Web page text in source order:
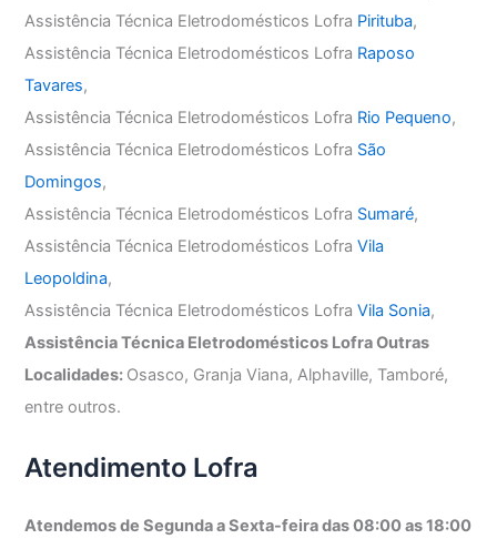
Assistência Técnica Eletrodomésticos Lofra Pirituba,
Assistência Técnica Eletrodomésticos Lofra Raposo
Tavares,
Assistência Técnica Eletrodomésticos Lofra Rio Pequeno,
Assistência Técnica Eletrodomésticos Lofra São
Domingos,
Assistência Técnica Eletrodomésticos Lofra Sumaré,
Assistência Técnica Eletrodomésticos LofraVila
Leopoldina,
Assistência Técnica Eletrodomésticos LofraVila Sonia,
Assistência Técnica Eletrodomésticos Lofra Outras
Localidades: Osasco, Granja Viana, Alphaville, Tamboré,
entre outros.
Atendimento Lofra
Atendemos de Segunda a Sexta-feira das 08:00 as 18:00